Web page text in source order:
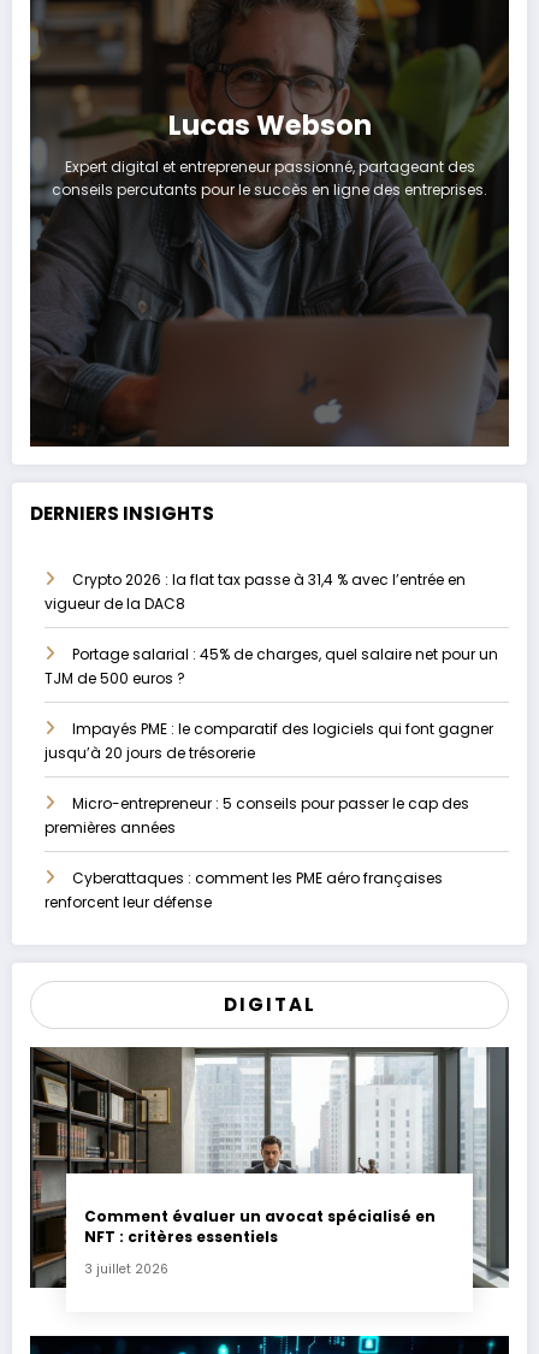
Lucas Webson
Expert digital et entrepreneur passionné, partageant des
conseils percutants pour le succès en ligne des entreprises.
DERNIERS INSIGHTS
Crypto 2026 : la flat tax passe à 31,4 % avec l’entrée en
vigueur de la DAC8
Portage salarial : 45% de charges, quel salaire net pour un
TJM de 500 euros ?
Impayés PME : le comparatif des logiciels qui font gagner
jusqu’à 20 jours de trésorerie
Micro-entrepreneur : 5 conseils pour passer le cap des
premières années
Cyberattaques : comment les PME aéro françaises
renforcent leur défense
DIGITAL
Comment évaluer un avocat spécialisé en
NFT : critères essentiels
3 juillet 2026